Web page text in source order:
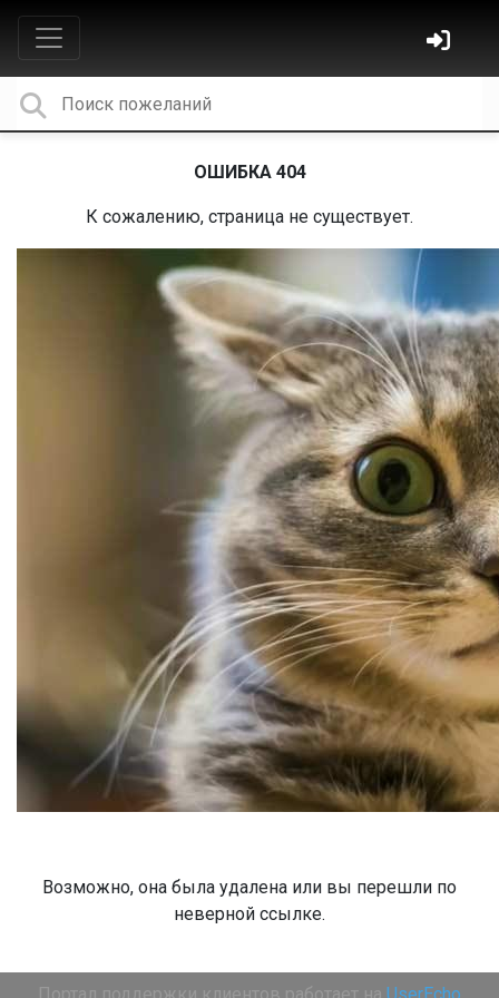
ОШИБКА 404
К сожалению, страница не существует.
Возможно, она была удалена или вы перешли по
неверной ссылке.